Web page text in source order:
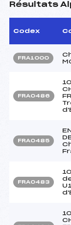
Résultats
Codex
FRA1000
FRA0486
FRA0485
FRA0483